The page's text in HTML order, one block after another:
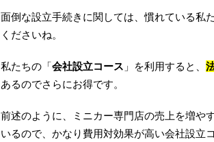
面倒な設立手続きに関しては、慣れている私
くださいね。
私たちの「会社設立コース 」を利用すると、
あるのでさらにお得です。
前述のように、ミニカー専門店の売上を増や
いるので、かなり費用対効果が高い会社設立